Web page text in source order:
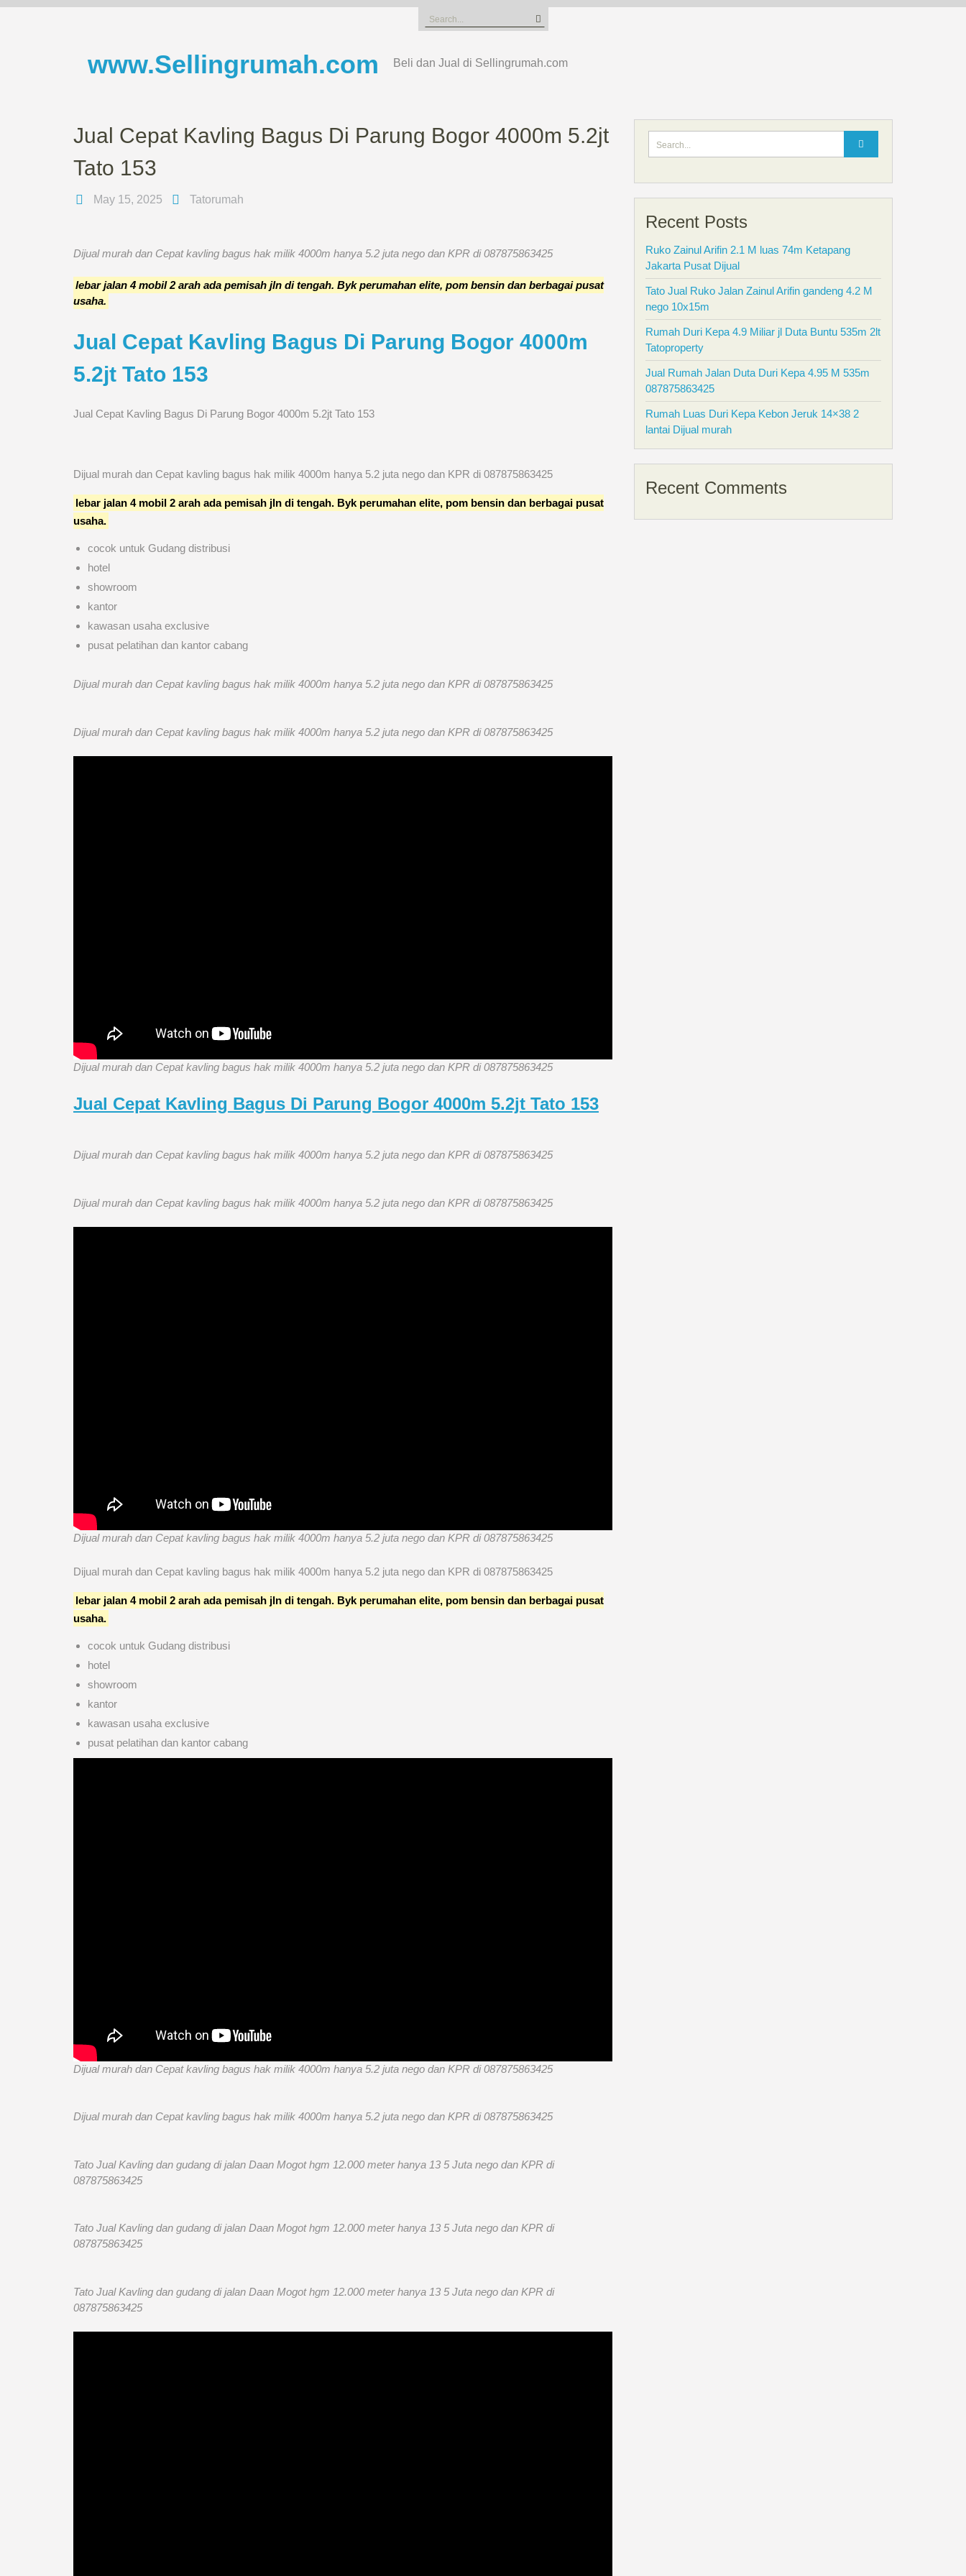
Skip
Search
for:
www.Sellingrumah.com Beli dan Jual di Sellingrumah.com
Jual Cepat Kavling Bagus Di Parung Bogor 4000m 5.2jt
Tato 153
May 15, 2025 Tatorumah
Dijual murah dan Cepat kavling bagus hak milik 4000m hanya 5.2 juta nego dan KPR di 087875863425
lebar jalan 4 mobil 2 arah ada pemisah jln di tengah. Byk perumahan elite, pom bensin dan berbagai pusat
usaha.
Jual Cepat Kavling Bagus Di Parung Bogor 4000m
5.2jt Tato 153
Jual Cepat Kavling Bagus Di Parung Bogor 4000m 5.2jt Tato 153
Dijual murah dan Cepat kavling bagus hak milik 4000m hanya 5.2 juta nego dan KPR di 087875863425
lebar jalan 4 mobil 2 arah ada pemisah jln di tengah. Byk perumahan elite, pom bensin dan berbagai pusat
usaha.
cocok untuk Gudang distribusi
hotel
showroom
kantor
kawasan usaha exclusive
pusat pelatihan dan kantor cabang
Dijual murah dan Cepat kavling bagus hak milik 4000m hanya 5.2 juta nego dan KPR di 087875863425
Dijual murah dan Cepat kavling bagus hak milik 4000m hanya 5.2 juta nego dan KPR di 087875863425
Dijual murah dan Cepat kavling bagus hak milik 4000m hanya 5.2 juta nego dan KPR di 087875863425
Jual Cepat Kavling Bagus Di Parung Bogor 4000m 5.2jt Tato 153
Dijual murah dan Cepat kavling bagus hak milik 4000m hanya 5.2 juta nego dan KPR di 087875863425
Dijual murah dan Cepat kavling bagus hak milik 4000m hanya 5.2 juta nego dan KPR di 087875863425
Dijual murah dan Cepat kavling bagus hak milik 4000m hanya 5.2 juta nego dan KPR di 087875863425
Dijual murah dan Cepat kavling bagus hak milik 4000m hanya 5.2 juta nego dan KPR di 087875863425
lebar jalan 4 mobil 2 arah ada pemisah jln di tengah. Byk perumahan elite, pom bensin dan berbagai pusat
usaha.
cocok untuk Gudang distribusi
hotel
showroom
kantor
kawasan usaha exclusive
pusat pelatihan dan kantor cabang
Dijual murah dan Cepat kavling bagus hak milik 4000m hanya 5.2 juta nego dan KPR di 087875863425
Dijual murah dan Cepat kavling bagus hak milik 4000m hanya 5.2 juta nego dan KPR di 087875863425
Tato Jual Kavling dan gudang di jalan Daan Mogot hgm 12.000 meter hanya 13 5 Juta nego dan KPR di
087875863425
Tato Jual Kavling dan gudang di jalan Daan Mogot hgm 12.000 meter hanya 13 5 Juta nego dan KPR di
087875863425
Tato Jual Kavling dan gudang di jalan Daan Mogot hgm 12.000 meter hanya 13 5 Juta nego dan KPR di
087875863425
Recent Posts
Ruko Zainul Arifin 2.1 M luas 74m Ketapang
Jakarta Pusat Dijual
Tato Jual Ruko Jalan Zainul Arifin gandeng 4.2 M
nego 10x15m
Rumah Duri Kepa 4.9 Miliar jl Duta Buntu 535m 2lt
Tatoproperty
Jual Rumah Jalan Duta Duri Kepa 4.95 M 535m
087875863425
Rumah Luas Duri Kepa Kebon Jeruk 14×38 2
lantai Dijual murah
Recent Comments